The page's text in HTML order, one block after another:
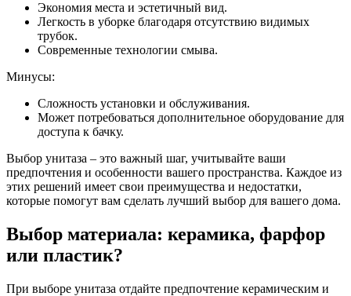
Экономия места и эстетичный вид.
Легкость в уборке благодаря отсутствию видимых
трубок.
Современные технологии смыва.
Минусы:
Сложность установки и обслуживания.
Может потребоваться дополнительное оборудование для
доступа к бачку.
Выбор унитаза – это важный шаг, учитывайте ваши
предпочтения и особенности вашего пространства. Каждое из
этих решений имеет свои преимущества и недостатки,
которые помогут вам сделать лучший выбор для вашего дома.
Выбор материала: керамика, фарфор
или пластик?
При выборе унитаза отдайте предпочтение керамическим и